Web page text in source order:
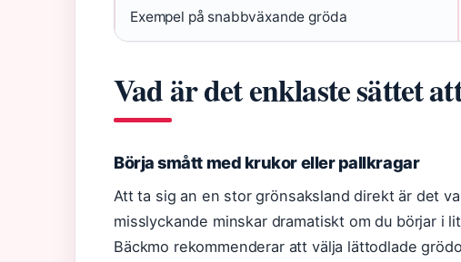
Exempel på snabbväxande gröda
Vad är det enklaste sättet
Börja smått med krukor eller pallkragar
Att ta sig an en stor grönsaksland direkt är det
misslyckande minskar dramatiskt om du börjar i
Bäckmo rekommenderar att välja lättodlade